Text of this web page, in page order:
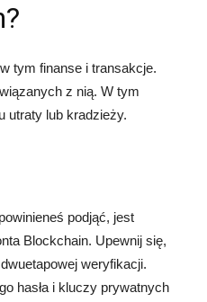
tym finanse i transakcje.
z nią. W tym
utraty lub kradzieży.
podjąć, jest
Blockchain. Upewnij się,
weryfikacji.
hasła i kluczy prywatnych